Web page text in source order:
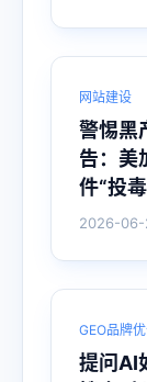
网站建设
警惕黑
告：美
件“投
2026-
GEO品牌
提问AI